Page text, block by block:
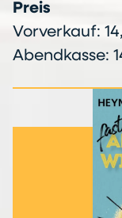
Preis
Vorverkauf:
Abendkasse: